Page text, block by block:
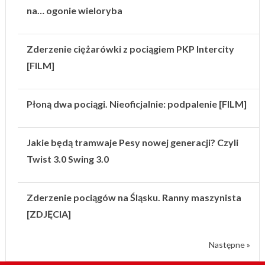
na… ogonie wieloryba
Zderzenie ciężarówki z pociągiem PKP Intercity
[FILM]
Płoną dwa pociągi. Nieoficjalnie: podpalenie [FILM]
Jakie będą tramwaje Pesy nowej generacji? Czyli
Twist 3.0 Swing 3.0
Zderzenie pociągów na Śląsku. Ranny maszynista
[ZDJĘCIA]
Następne »